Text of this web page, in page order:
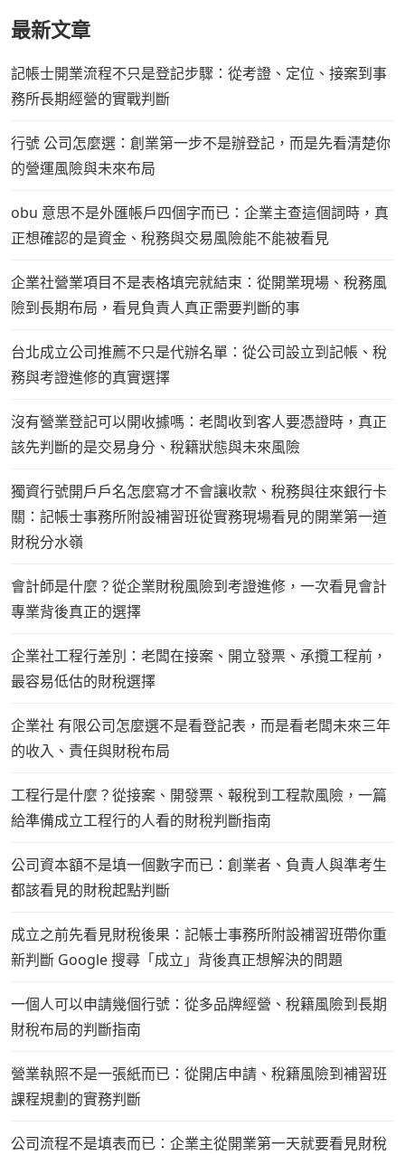
最新文章
記帳士開業流程不只是登記步驟：從考證、定位、接案到事
務所長期經營的實戰判斷
行號 公司怎麼選：創業第一步不是辦登記，而是先看清楚你
的營運風險與未來布局
obu 意思不是外匯帳戶四個字而已：企業主查這個詞時，真
正想確認的是資金、稅務與交易風險能不能被看見
企業社營業項目不是表格填完就結束：從開業現場、稅務風
險到長期布局，看見負責人真正需要判斷的事
台北成立公司推薦不只是代辦名單：從公司設立到記帳、稅
務與考證進修的真實選擇
沒有營業登記可以開收據嗎：老闆收到客人要憑證時，真正
該先判斷的是交易身分、稅籍狀態與未來風險
獨資行號開戶戶名怎麼寫才不會讓收款、稅務與往來銀行卡
關：記帳士事務所附設補習班從實務現場看見的開業第一道
財稅分水嶺
會計師是什麼？從企業財稅風險到考證進修，一次看見會計
專業背後真正的選擇
企業社工程行差別：老闆在接案、開立發票、承攬工程前，
最容易低估的財稅選擇
企業社 有限公司怎麼選不是看登記表，而是看老闆未來三年
的收入、責任與財稅布局
工程行是什麼？從接案、開發票、報稅到工程款風險，一篇
給準備成立工程行的人看的財稅判斷指南
公司資本額不是填一個數字而已：創業者、負責人與準考生
都該看見的財稅起點判斷
成立之前先看見財稅後果：記帳士事務所附設補習班帶你重
新判斷 Google 搜尋「成立」背後真正想解決的問題
一個人可以申請幾個行號：從多品牌經營、稅籍風險到長期
財稅布局的判斷指南
營業執照不是一張紙而已：從開店申請、稅籍風險到補習班
課程規劃的實務判斷
公司流程不是填表而已：企業主從開業第一天就要看見財稅